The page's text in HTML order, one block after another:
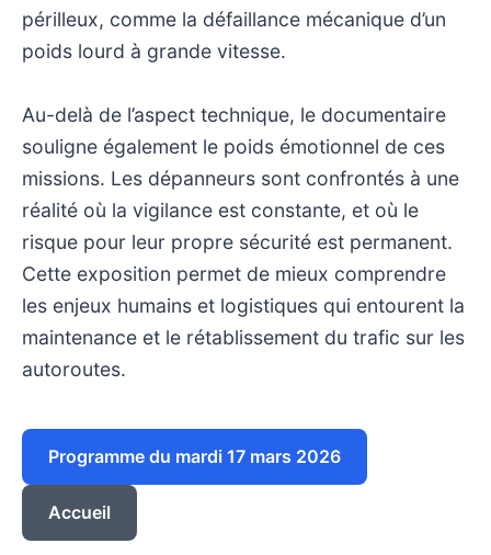
périlleux, comme la défaillance mécanique d’un
poids lourd à grande vitesse.
Au-delà de l’aspect technique, le documentaire
souligne également le poids émotionnel de ces
missions. Les dépanneurs sont confrontés à une
réalité où la vigilance est constante, et où le
risque pour leur propre sécurité est permanent.
Cette exposition permet de mieux comprendre
les enjeux humains et logistiques qui entourent la
maintenance et le rétablissement du trafic sur les
autoroutes.
Programme du mardi 17 mars 2026
Accueil